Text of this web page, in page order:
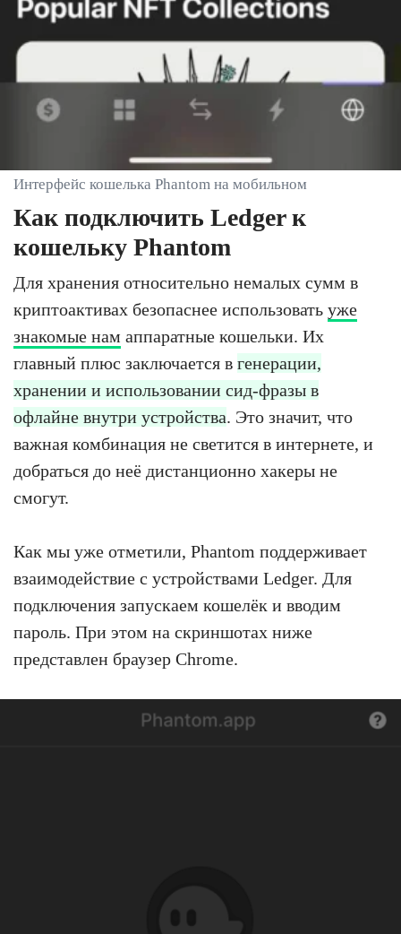
Интерфейс кошелька Phantom на мобильном
Как подключить Ledger к
кошельку Phantom
Для хранения относительно немалых сумм в
криптоактивах безопаснее использовать уже
знакомые нам аппаратные кошельки. Их
главный плюс заключается в генерации,
хранении и использовании сид-фразы в
офлайне внутри устройства. Это значит, что
важная комбинация не светится в интернете, и
добраться до неё дистанционно хакеры не
смогут.
Как мы уже отметили, Phantom поддерживает
взаимодействие с устройствами Ledger. Для
подключения запускаем кошелёк и вводим
пароль. При этом на скриншотах ниже
представлен браузер Chrome.